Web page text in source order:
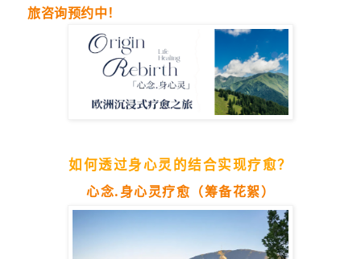
旅咨询预约中！
如何透过身心灵的结合实现疗愈？
心念.身心灵疗愈（筹备花絮）